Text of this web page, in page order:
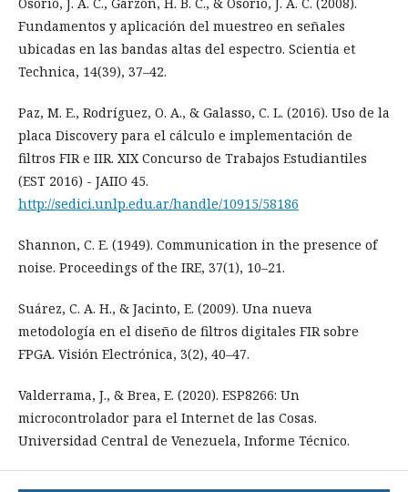
Fundamentos y aplicación del muestreo en señales
ubicadas en las bandas altas del espectro. Scientia et
Technica, 14(39), 37–42.
Paz, M. E., Rodríguez, O. A., & Galasso, C. L. (2016). Uso de la
placa Discovery para el cálculo e implementación de
filtros FIR e IIR. XIX Concurso de Trabajos Estudiantiles
(EST 2016) - JAIIO 45.
http://sedici.unlp.edu.ar/handle/10915/58186
Shannon, C. E. (1949). Communication in the presence of
noise. Proceedings of the IRE, 37(1), 10–21.
Suárez, C. A. H., & Jacinto, E. (2009). Una nueva
metodología en el diseño de filtros digitales FIR sobre
FPGA. Visión Electrónica, 3(2), 40–47.
Valderrama, J., & Brea, E. (2020). ESP8266: Un
microcontrolador para el Internet de las Cosas.
Universidad Central de Venezuela, Informe Técnico.